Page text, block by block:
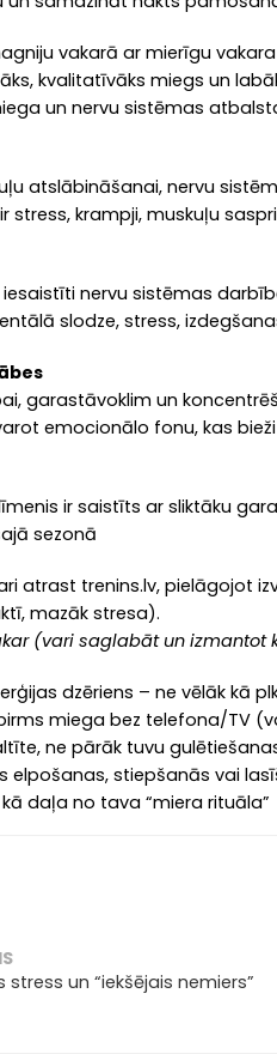
vakarā ar mierīgu
kvalitatīvāks miegs un
un nervu sistēmas
atslābināšanai, nervu
stress, krampji, muskuļu
nervu sistēmas
slodze, stress,
garastāvoklim un
emocionālo fonu, kas
ir saistīts ar sliktāku
sezonā
atrast trenins.lv, pielāgojot
mazāk stresa).
(vari saglabāt un izmantot
dzēriens – ne vēlāk kā
miega bez telefona/TV
ne pārāk tuvu
elpošanas, stiepšanās vai
daļa no tava “miera rituāla”
un “iekšējais nemiers”